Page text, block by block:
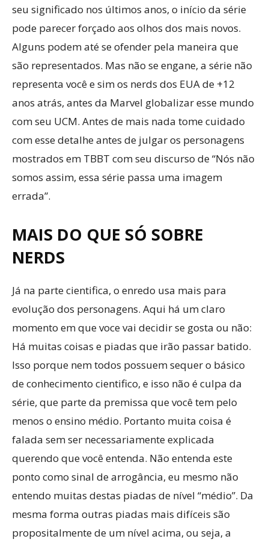
seu significado nos últimos anos, o início da série
pode parecer forçado aos olhos dos mais novos.
Alguns podem até se ofender pela maneira que
são representados. Mas não se engane, a série não
representa você e sim os nerds dos EUA de +12
anos atrás, antes da Marvel globalizar esse mundo
com seu UCM. Antes de mais nada tome cuidado
com esse detalhe antes de julgar os personagens
mostrados em TBBT com seu discurso de “Nós não
somos assim, essa série passa uma imagem
errada”.
MAIS DO QUE SÓ SOBRE
NERDS
Já na parte cientifica, o enredo usa mais para
evolução dos personagens. Aqui há um claro
momento em que voce vai decidir se gosta ou não:
Há muitas coisas e piadas que irão passar batido.
Isso porque nem todos possuem sequer o básico
de conhecimento cientifico, e isso não é culpa da
série, que parte da premissa que você tem pelo
menos o ensino médio. Portanto muita coisa é
falada sem ser necessariamente explicada
querendo que você entenda. Não entenda este
ponto como sinal de arrogância, eu mesmo não
entendo muitas destas piadas de nível “médio”. Da
mesma forma outras piadas mais difíceis são
propositalmente de um nível acima, ou seja, a